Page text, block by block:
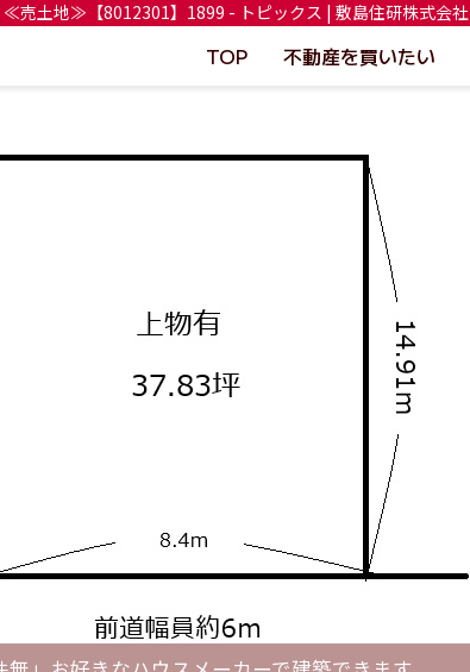
売土地≫【8012301】1899 - トピックス | 敷島住研株式会社
TOP 不動産を買いたい